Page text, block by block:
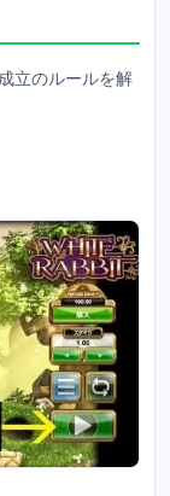
立のルールを解